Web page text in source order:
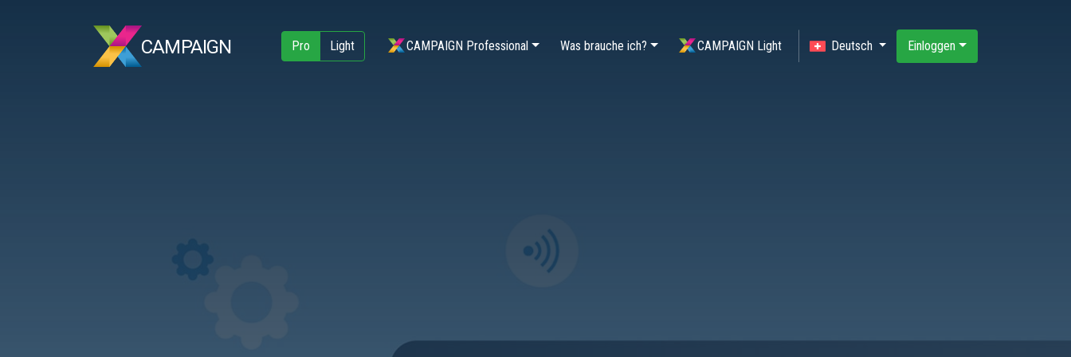
CAMPAIGN Pro Light CAMPAIGN Professional Was brauche ich? CAMPAIGN Light Deutsch Einloggen